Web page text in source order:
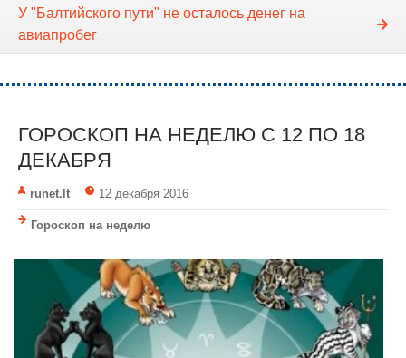
У "Балтийского пути" не осталось денег на
авиапробег
ГОРОСКОП НА НЕДЕЛЮ C 12 ПО 18
ДЕКАБРЯ
runet.lt 12 декабря 2016
Гороскоп на неделю